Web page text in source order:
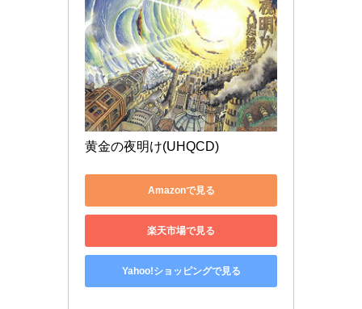
黄金の夜明け(UHQCD)
Amazonで見る
楽天市場で見る
Yahoo!ショッピングで見る